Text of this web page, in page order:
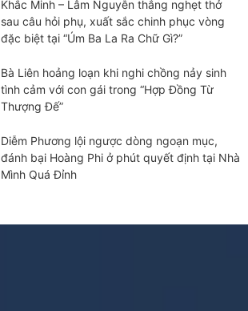
Khắc Minh – Lâm Nguyễn thắng nghẹt thở
sau câu hỏi phụ, xuất sắc chinh phục vòng
đặc biệt tại “Úm Ba La Ra Chữ Gì?”
Bà Liên hoảng loạn khi nghi chồng nảy sinh
tình cảm với con gái trong “Hợp Đồng Từ
Thượng Đế”
Diễm Phương lội ngược dòng ngoạn mục,
đánh bại Hoàng Phi ở phút quyết định tại Nhà
Mình Quá Đỉnh